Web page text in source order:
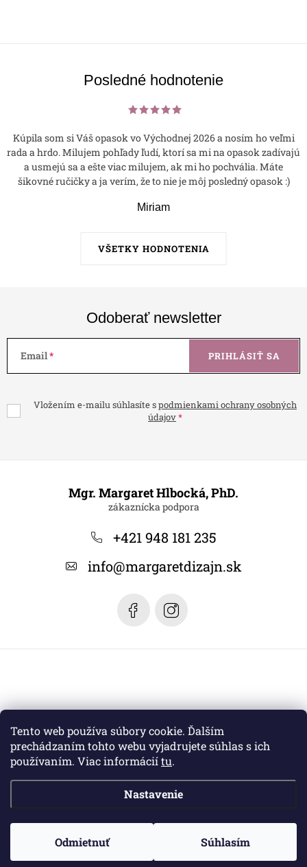
Tento web používa súbory cookie. Ďalším
prechádzaním tohto webu vyjadrujete súhlas s ich
používaním. Viac informáciítu.
Nastavenie
Odmietnuť Súhlasím
Posledné hodnotenie
VŠETKY HODNOTENIA
Kúpila som si Váš opasok vo Východnej 2026 a nosím ho veľmi
rada a hrdo. Milujem pohľady ľudí, ktorí sa mi na opasok zadívajú
a usmejú sa a ešte viac milujem, ak mi ho pochvália. Máte
šikovné ručičky a ja verím, že to nie je môj posledný opasok :)
Miriam
Odoberať newsletter
Email
Vložením e-mailu súhlasíte spodmienkami ochrany osobných
údajov
PRIHLÁSIŤ SA
Mgr. Margaret Hlbocká, PhD.
+421 948 181 235
info@margaretdizajn.sk
Copyright 2026Margaret dizajn. Všetky práva vyhradené.